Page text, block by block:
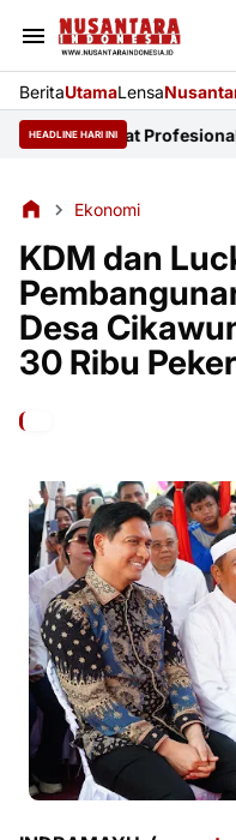
BeritaUtamaLensa
HEADLINE HARI INI
Perkuat Profesionalisme
Ekonomi
KDM dan
Desa
30 Ribu